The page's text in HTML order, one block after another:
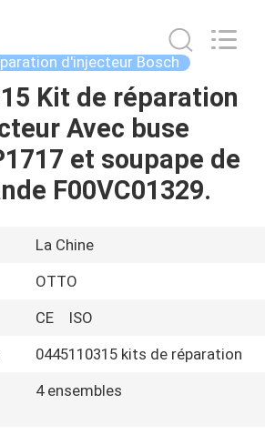
d'injecteur Bosch
Kit de réparation
Avec buse
et soupape de
F00VC01329.
La Chine
OTTO
CE ISO
0445110315 kits de réparation
4 ensembles